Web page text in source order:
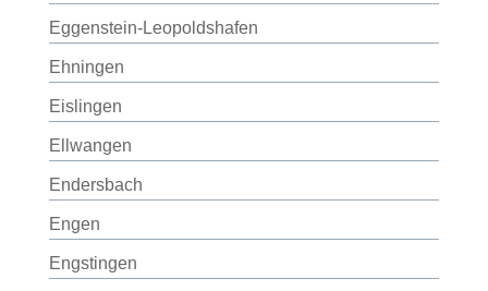
Eggenstein-Leopoldshafen
Ehningen
Eislingen
Ellwangen
Endersbach
Engen
Engstingen